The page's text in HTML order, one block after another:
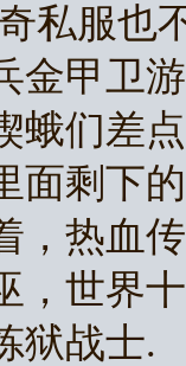
私服也
金甲卫
蛾们差
面剩下
，热血
，世界
狱战士.